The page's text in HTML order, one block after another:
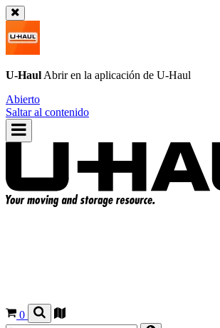
U-Haul Abrir en la aplicación de U-Haul
Abierto
Saltar al contenido
0